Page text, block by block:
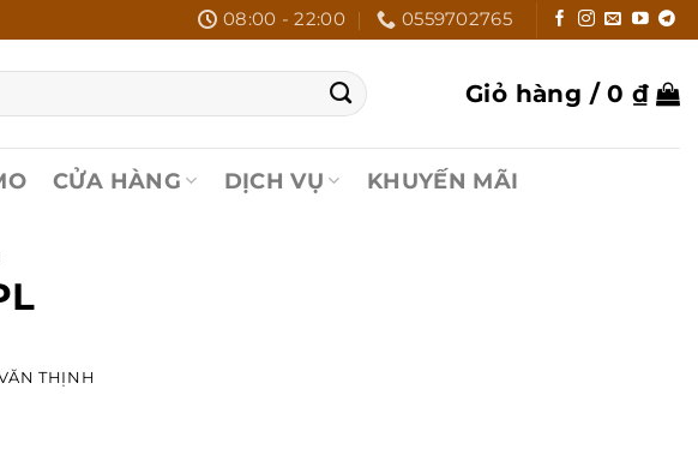
08:00 - 22:00 0559702765
Giỏ hàng /0₫
CỬA HÀNG DỊCH VỤ KHUYẾN MÃI
THỊNH